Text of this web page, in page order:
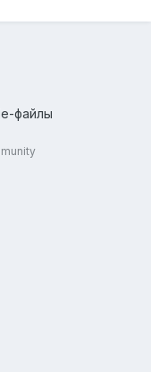
файлы